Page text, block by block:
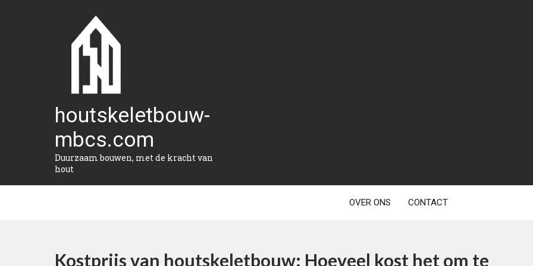
houtskeletbouw-
mbcs.com
Duurzaam bouwen, met de kracht van
hout
OVER ONS CONTACT
Kostprijs van houtskeletbouw: Hoeveel kost het om te